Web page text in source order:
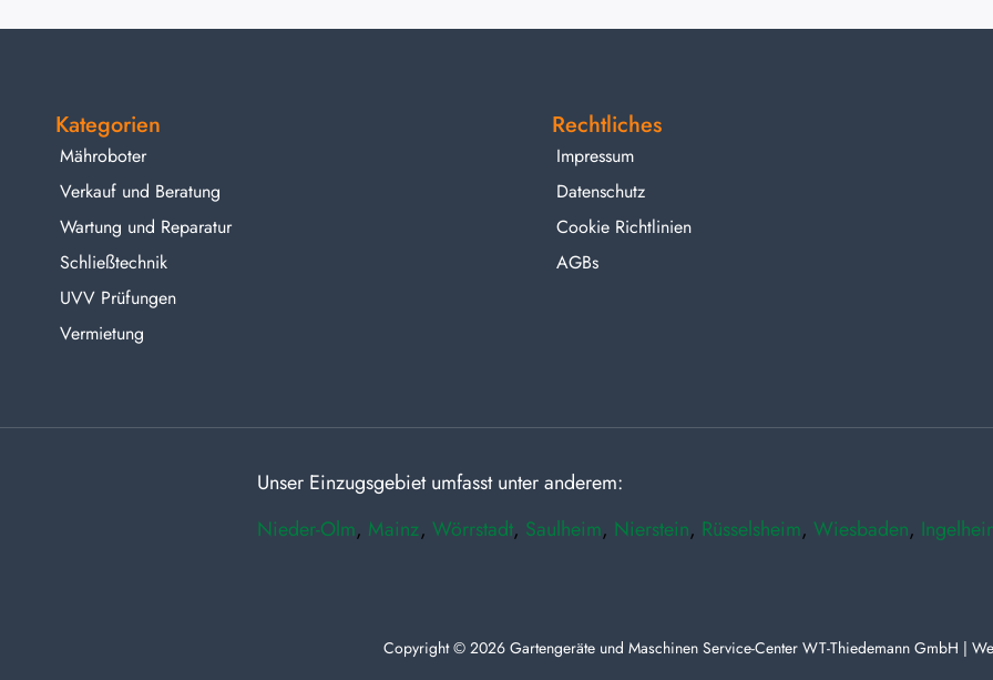
Kategorien
Mähroboter
Verkauf und Beratung
Wartung und Reparatur
Schließtechnik
UVV Prüfungen
Vermietung
Rechtliches
Impressum
Datenschutz
Cookie Richtlinien
AGBs
Unser Einzugsgebiet umfasst unter anderem:
Nieder-Olm, Mainz, Wörrstadt, Saulheim, Nierstein, Rüsselsheim, Wiesbaden,
Copyright © 2026 Gartengeräte und Maschinen Service-Center WT-Thiedemann GmbH |